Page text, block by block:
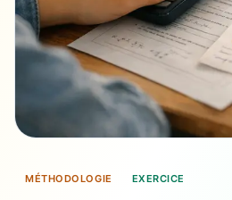
MÉTHODOLOGIE EXERCICE